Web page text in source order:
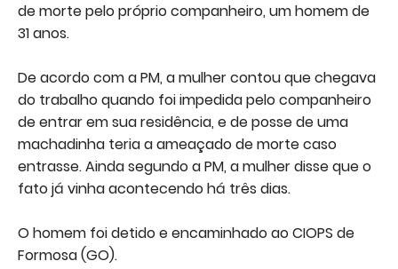
de morte pelo próprio companheiro, um homem de
31 anos.
De acordo com a PM, a mulher contou que chegava
do trabalho quando foi impedida pelo companheiro
de entrar em sua residência, e de posse de uma
machadinha teria a ameaçado de morte caso
entrasse. Ainda segundo a PM, a mulher disse que o
fato já vinha acontecendo há três dias.
O homem foi detido e encaminhado ao CIOPS de
Formosa (GO).